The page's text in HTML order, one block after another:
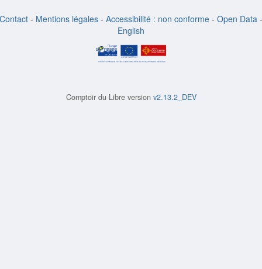
Contact - Mentions légales - Accessibilité : non conforme - Open Data -
English
Comptoir du Libre version v2.13.2_DEV